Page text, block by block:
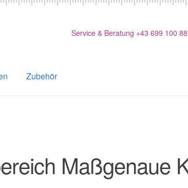
Service & Beratung +43 699 100
Zubehör
Maßgenaue